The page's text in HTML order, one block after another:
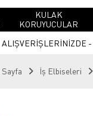
KULAK
KORUYUCULAR
ALIŞVERİŞLERİNİZDE -
Sayfa İş Elbiseleri